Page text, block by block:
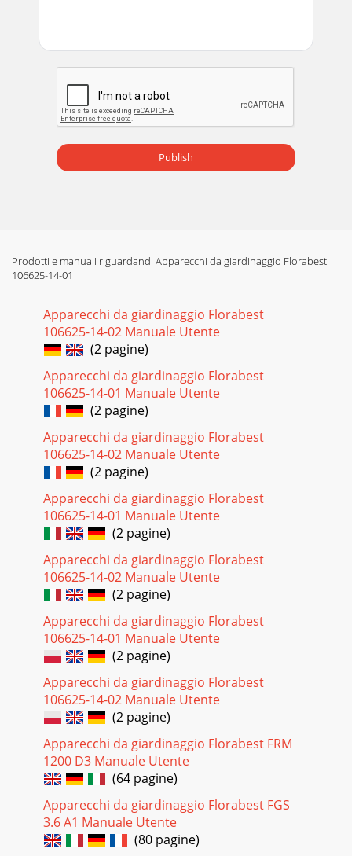
Publish
Prodotti e manuali riguardandi Apparecchi da giardinaggio Florabest
106625-14-01
Apparecchi da giardinaggio Florabest
106625-14-02 Manuale Utente
(2 pagine)
Apparecchi da giardinaggio Florabest
106625-14-01 Manuale Utente
(2 pagine)
Apparecchi da giardinaggio Florabest
106625-14-02 Manuale Utente
(2 pagine)
Apparecchi da giardinaggio Florabest
106625-14-01 Manuale Utente
(2 pagine)
Apparecchi da giardinaggio Florabest
106625-14-02 Manuale Utente
(2 pagine)
Apparecchi da giardinaggio Florabest
106625-14-01 Manuale Utente
(2 pagine)
Apparecchi da giardinaggio Florabest
106625-14-02 Manuale Utente
(2 pagine)
Apparecchi da giardinaggio Florabest FRM
1200 D3 Manuale Utente
(64 pagine)
Apparecchi da giardinaggio Florabest FGS
3.6 A1 Manuale Utente
(80 pagine)